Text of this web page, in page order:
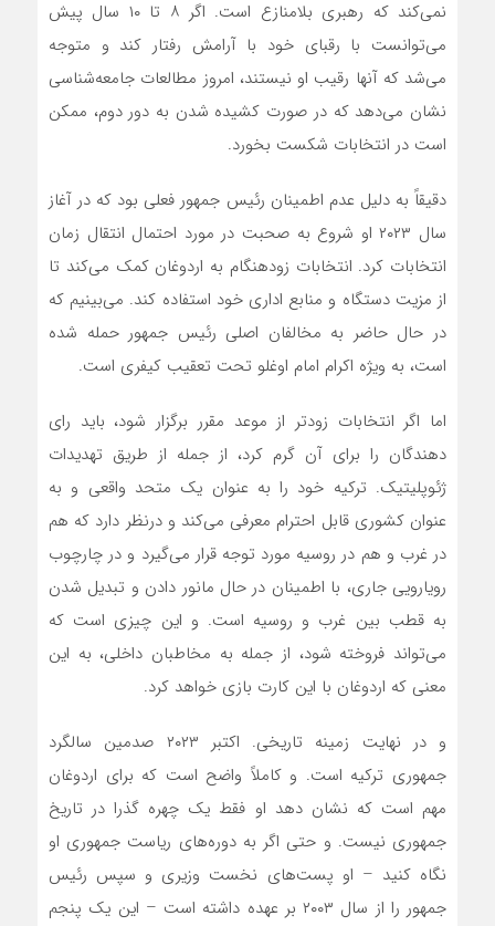
نمی‌کند که رهبری بلامنازع است. اگر ۸ تا ۱۰ سال پیش
می‌توانست با رقبای خود با آرامش رفتار کند و متوجه
می‌شد که آنها رقیب او نیستند، امروز مطالعات جامعه‌شناسی
نشان می‌دهد که در صورت کشیده شدن به دور دوم، ممکن
است در انتخابات شکست بخورد.
دقیقاً به دلیل عدم اطمینان رئیس جمهور فعلی بود که در آغاز
سال ۲۰۲۳ او شروع به صحبت در مورد احتمال انتقال زمان
انتخابات کرد. انتخابات زودهنگام به اردوغان کمک می‌کند تا
از مزیت دستگاه و منابع اداری خود استفاده کند. می‌بینیم که
در حال حاضر به مخالفان اصلی رئیس جمهور حمله شده
است، به ویژه اکرام امام اوغلو تحت تعقیب کیفری است.
اما اگر انتخابات زودتر از موعد مقرر برگزار شود، باید رای
دهندگان را برای آن گرم کرد، از جمله از طریق تهدیدات
ژئوپلیتیک. ترکیه خود را به عنوان یک متحد واقعی و به
عنوان کشوری قابل احترام معرفی می‌کند و درنظر دارد که هم
در غرب و هم در روسیه مورد توجه قرار می‌گیرد و در چارچوب
رویارویی جاری، با اطمینان در حال مانور دادن و تبدیل شدن
به قطب بین غرب و روسیه است. و این چیزی است که
می‌تواند فروخته شود، از جمله به مخاطبان داخلی، به این
معنی که اردوغان با این کارت بازی خواهد کرد.
و در نهایت زمینه تاریخی. اکتبر ۲۰۲۳ صدمین سالگرد
جمهوری ترکیه است. و کاملاً واضح است که برای اردوغان
مهم است که نشان دهد او فقط یک چهره گذرا در تاریخ
جمهوری نیست. و حتی اگر به دوره‌های ریاست جمهوری او
نگاه کنید – او پست‌های نخست وزیری و سپس رئیس
جمهور را از سال ۲۰۰۳ بر عهده داشته است – این یک پنجم